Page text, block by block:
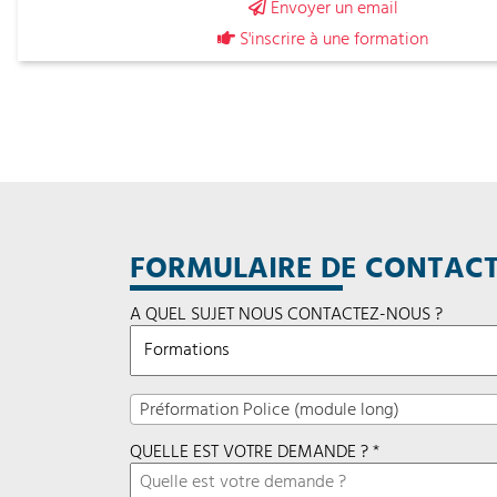
Envoyer un email
S'inscrire à une formation
FORMULAIRE DE
A QUEL SUJET NOUS CONTACTEZ-NOUS ?
Préformation Police (module long)
QUELLE EST VOTRE DEMANDE ? *